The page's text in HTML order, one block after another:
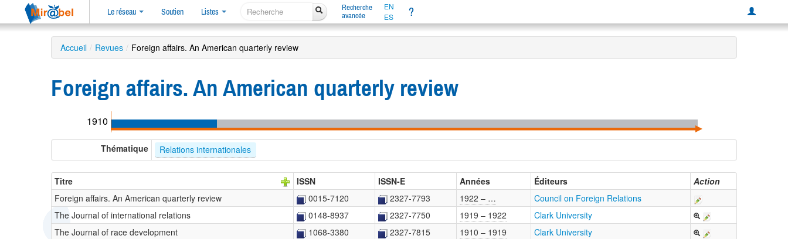
Le réseau Soutien Listes
Recherche
avancée
EN
ES
?
Accueil / Revues / Foreign affairs. An American quarterly review
Foreign affairs. An American quarterly review
1910
Thématique Relations internationales
Titre ISSN ISSN-E Années Éditeurs
Action
Foreign affairs. An American quarterly review
0015-7120 2327-7793 1922 – …
Council on Foreign Relations
The Journal of international relations
0148-8937 2327-7750 1919 – 1922
Clark University
The Journal of race development
1068-3380 2327-7815 1910 – 1919 Clark University